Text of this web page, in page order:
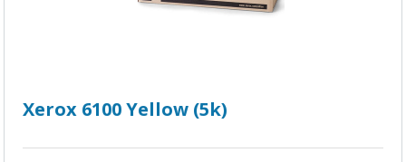
Xerox 6100 Yellow (5k)